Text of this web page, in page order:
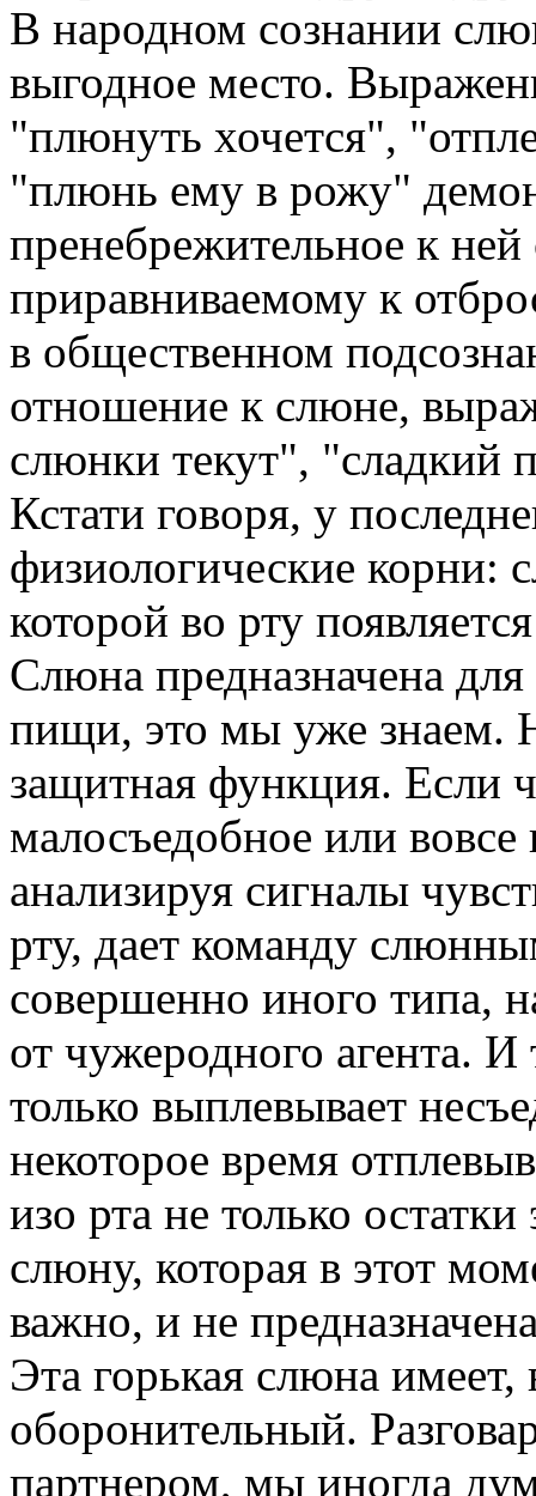
В народном сознании
выгодное место.
"плюнуть хочется",
"плюнь ему в рожу"
пренебрежительное к
приравниваемому к
в общественном
отношение к слюне,
слюнки текут", "сладкий
Кстати говоря, у
физиологические корни:
которой во рту
Слюна предназначена для
пищи, это мы уже знаем.
защитная функция. Если
малосъедобное или вовсе
анализируя сигналы
рту, дает команду
совершенно иного типа,
от чужеродного агента. И
только выплевывает
некоторое время
изо рта не только
слюну, которая в этот
важно, и не
Эта горькая слюна
оборонительный.
партнером, мы иногда